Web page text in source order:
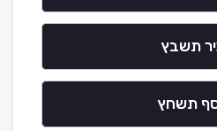
תשבץ
תשחץ